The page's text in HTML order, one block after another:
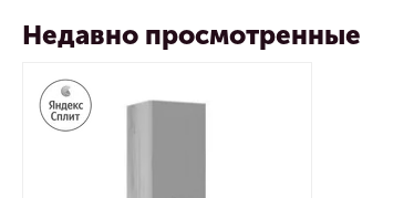
Недавно просмотренные